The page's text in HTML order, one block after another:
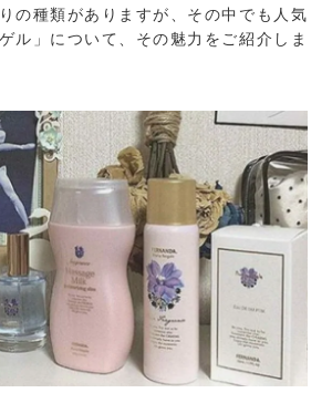
の種類がありますが、その中でも人気
ル」について、その魅力をご紹介しま